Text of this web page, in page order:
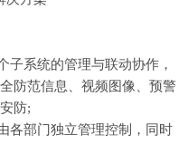
子系统的管理与联动协作，
防范信息、视频图像、预警
防;
各部门独立管理控制，同时